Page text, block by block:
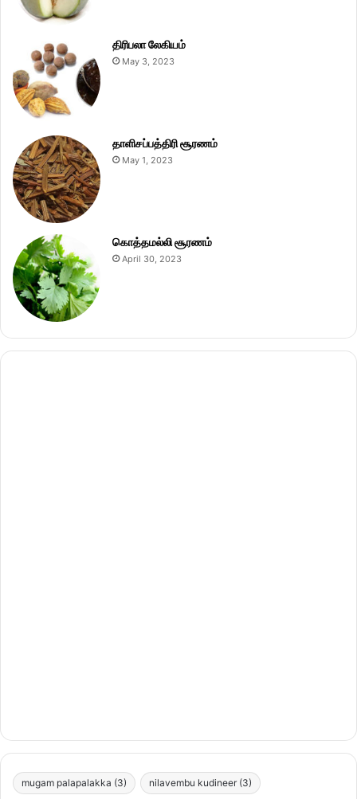
திரிபலா லேகியம்
May 3, 2023
தாளிசப்பத்திரி சூரணம்
May 1, 2023
கொத்தமல்லி சூரணம்
April 30, 2023
mugam palapalakka (3) nilavembu kudineer (3)